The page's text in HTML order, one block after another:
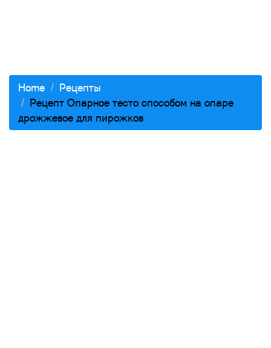
Home
Рецепты
Рецепт Опарное тесто способом на опаре
дрожжевое для пирожков